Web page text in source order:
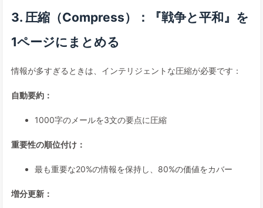
3. 圧縮（Compress）：『戦争と平和』を
1ページにまとめる
情報が多すぎるときは、インテリジェントな圧縮が必要です：
自動要約：
1000字のメールを3文の要点に圧縮
重要性の順位付け：
最も重要な20%の情報を保持し、80%の価値をカバー
増分更新：